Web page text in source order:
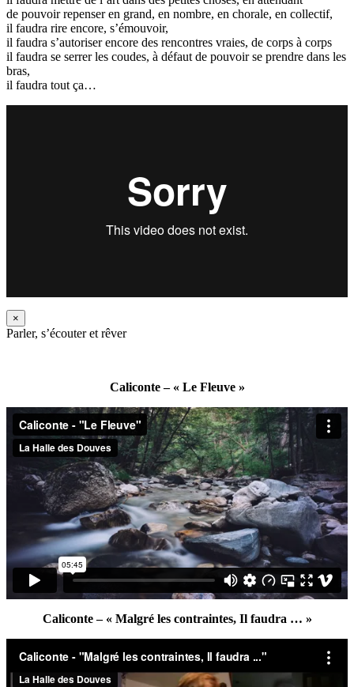
de pouvoir repenser en grand, en nombre, en chorale, en collectif,
il faudra rire encore, s’émouvoir,
il faudra s’autoriser encore des rencontres vraies, de corps à corps
il faudra se serrer les coudes, à défaut de pouvoir se prendre dans les
bras,
il faudra tout ça…
×
Parler, s’écouter et rêver
Caliconte – « Le Fleuve »
Caliconte – « Malgré les contraintes, Il faudra … »